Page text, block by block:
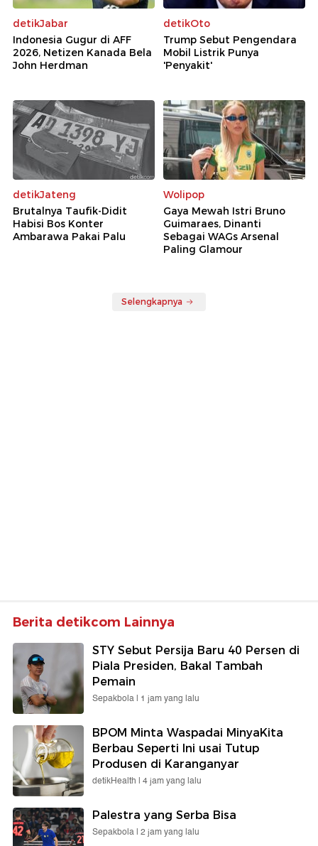
detikJabar
Indonesia Gugur di AFF
2026, Netizen Kanada Bela
John Herdman
detikOto
Trump Sebut Pengendara
Mobil Listrik Punya
'Penyakit'
detikJateng
Brutalnya Taufik-Didit
Habisi Bos Konter
Ambarawa Pakai Palu
Wolipop
Gaya Mewah Istri Bruno
Guimaraes, Dinanti
Sebagai WAGs Arsenal
Paling Glamour
Selengkapnya
Berita detikcom Lainnya
STY Sebut Persija Baru 40 Persen di
Piala Presiden, Bakal Tambah
Pemain
Sepakbola | 1 jam yang lalu
BPOM Minta Waspadai MinyaKita
Berbau Seperti Ini usai Tutup
Produsen di Karanganyar
detikHealth | 4 jam yang lalu
Palestra yang Serba Bisa
Sepakbola | 2 jam yang lalu